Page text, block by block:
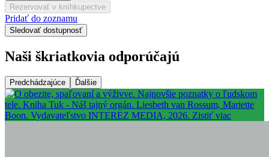
Rezervovať v kníhkupectve
Pridať do zoznamu
Sledovať dostupnosť
Naši škriatkovia odporúčajú
Predchádzajúce Ďalšie